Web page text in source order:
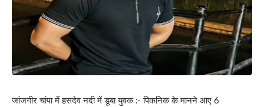
जांजगीर चांपा में हसदेव नदी में डूबा युवक :- पिकनिक के मानने आए 6